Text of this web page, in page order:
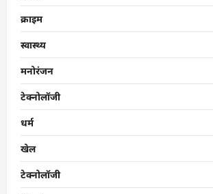
क्राइम
स्वास्थ्य
मनोरंजन
टेक्नोलॉजी
धर्म
खेल
टेक्नोलॉजी